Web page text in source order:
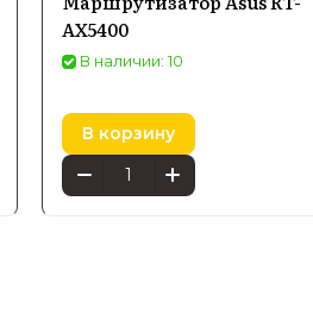
AX5400
В наличии: 10
В корзину